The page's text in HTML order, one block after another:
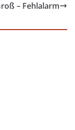
– Fehlalarm